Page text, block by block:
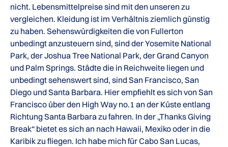
nicht. Lebensmittelpreise sind mit den unseren zu
vergleichen. Kleidung ist im Verhältnis ziemlich günstig
zu haben. Sehenswürdigkeiten die von Fullerton
unbedingt anzusteuern sind, sind der Yosemite National
Park, der Joshua Tree National Park, der Grand Canyon
und Palm Springs. Städte die in Reichweite liegen und
unbedingt sehenswert sind, sind San Francisco, San
Diego und Santa Barbara. Hier empfiehlt es sich von San
Francisco über den High Way no.1 an der Küste entlang
Richtung Santa Barbara zu fahren. In der „Thanks Giving
Break“ bietet es sich an nach Hawaii, Mexiko oder in die
Karibik zu fliegen. Ich habe mich für Cabo San Lucas,